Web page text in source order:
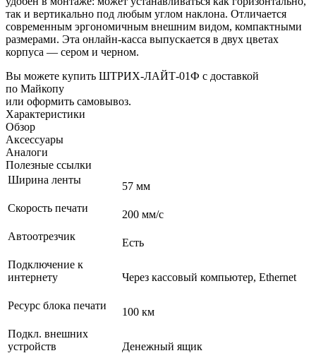
так и вертикально под любым углом наклона. Отличается
современным эргономичным внешним видом, компактными
размерами. Эта онлайн-касса выпускается в двух цветах
корпуса — сером и черном.
Вы можете купить ШТРИХ-ЛАЙТ-01Ф с доставкой
по Майкопу
или оформить самовывоз.
Характеристики
Обзор
Аксессуары
Аналоги
Полезные ссылки
Ширина ленты
57 мм
Скорость печати
200 мм/с
Автоотрезчик
Есть
Подключение к
интернету
Через кассовый компьютер, Ethernet
Ресурс блока печати
100 км
Подкл. внешних
устройств
Денежный ящик